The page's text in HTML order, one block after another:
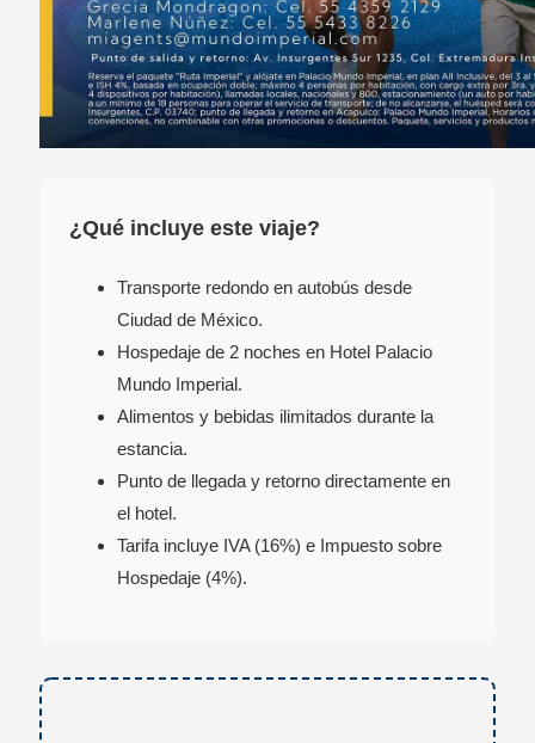
¿Qué incluye este viaje?
Transporte redondo en autobús desde
Ciudad de México.
Hospedaje de 2 noches en Hotel Palacio
Mundo Imperial.
Alimentos y bebidas ilimitados durante la
estancia.
Punto de llegada y retorno directamente en
el hotel.
Tarifa incluye IVA (16%) e Impuesto sobre
Hospedaje (4%).